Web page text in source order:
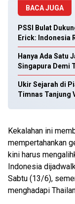
BACA JUGA
PSSI Bulat
Erick: Indonesia
Hanya Ada Satu
Singapura Demi
Ukir Sejarah di
Timnas Tanjung
Kekalahan ini
mempertahankan
kini harus
Indonesia
Sabtu (13/6),
menghadapi